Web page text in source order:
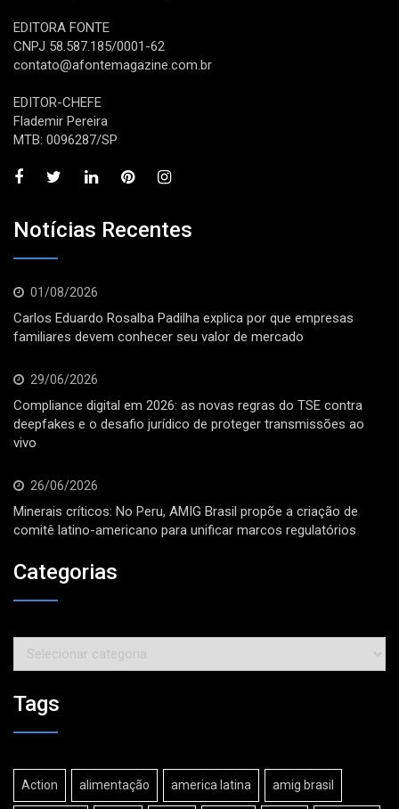
EDITORA FONTE
CNPJ 58.587.185/0001-62
contato@afontemagazine.com.br
EDITOR-CHEFE
Flademir Pereira
MTB: 0096287/SP
Notícias Recentes
01/08/2026
Carlos Eduardo Rosalba Padilha explica por que empresas
familiares devem conhecer seu valor de mercado
29/06/2026
Compliance digital em 2026: as novas regras do TSE contra
deepfakes e o desafio jurídico de proteger transmissões ao
vivo
26/06/2026
Minerais críticos: No Peru, AMIG Brasil propõe a criação de
comitê latino-americano para unificar marcos regulatórios
Categorias
Categorias
Tags
Action alimentação america latina amig brasil